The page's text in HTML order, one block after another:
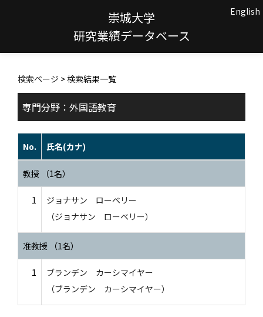
崇城大学
研究業績データベース
English
検索ページ > 検索結果一覧
専門分野：外国語教育
No. 氏名(カナ)
教授 （1名）
1
ジョナサン ローベリー
（ジョナサン ローベリー）
准教授 （1名）
1
ブランデン カーシマイヤー
（ブランデン カーシマイヤー）